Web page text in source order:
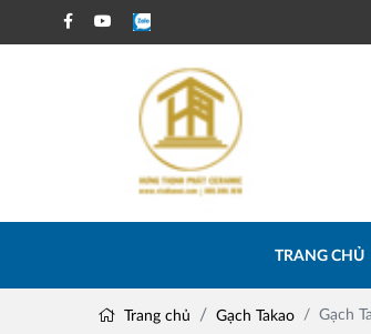
TRANG CHỦ
Trang chủ Gạch Takao Gạch